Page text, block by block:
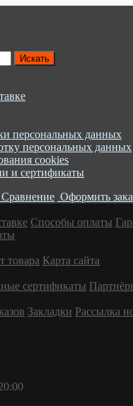
персональных данных
персональных данных
cookies
и сертификаты
Сравнение Оформить
Cпособы оплаты
товара Карта сайта
сертификаты
Закладки Рассылка